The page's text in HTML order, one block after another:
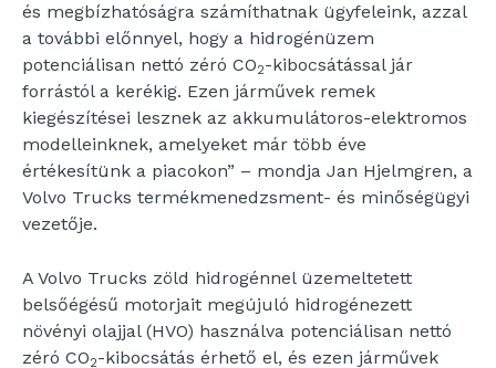
és megbízhatóságra számíthatnak ügyfeleink, azzal
a további előnnyel, hogy a hidrogénüzem
potenciálisan nettó zéró CO2-kibocsátással jár
forrástól a kerékig. Ezen járművek remek
kiegészítései lesznek az akkumulátoros-elektromos
modelleinknek, amelyeket már több éve
értékesítünk a piacokon” – mondja Jan Hjelmgren, a
Volvo Trucks termékmenedzsment- és minőségügyi
vezetője.
A Volvo Trucks zöld hidrogénnel üzemeltetett
belsőégésű motorjait megújuló hidrogénezett
növényi olajjal (HVO) használva potenciálisan nettó
zéró CO2-kibocsátás érhető el, és ezen járművek